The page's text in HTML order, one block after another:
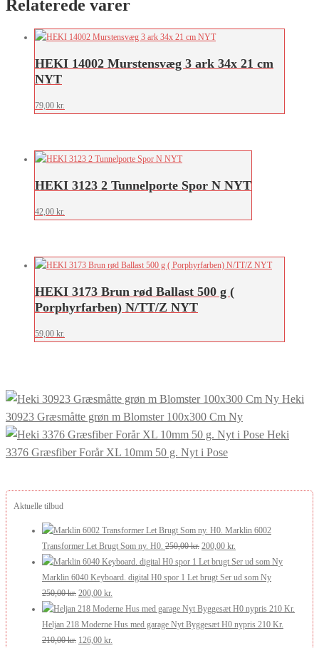
Relaterede varer
HEKI 14002 Murstensvæg 3 ark 34x 21 cm
NYT
79,00 kr.
HEKI 3123 2 Tunnelporte Spor N NYT
42,00 kr.
HEKI 3173 Brun rød Ballast 500 g (
Porphyrfarben) N/TT/Z NYT
59,00 kr.
Heki
30923 Græsmåtte grøn m Blomster 100x300 Cm Ny
Heki
3376 Græsfiber Forår XL 10mm 50 g. Nyt i Pose
Aktuelle tilbud
Marklin 6002
Transformer Let Brugt Som ny. H0. 250,00kr. Den
oprindelige
pris
250,00 kr..
200,00 kr.
aktuelle
pris
200,00 kr..
Marklin 6040 Keyboard. digital H0 spor 1 Let brugt Ser ud som Ny
250,00kr. Den
oprindelige
pris
var:
200,00 kr.
aktuelle
pris
Heljan 218 Moderne Hus med garage Nyt Byggesæt H0 nypris 210 Kr.
210,00kr. Den
126,00 kr.